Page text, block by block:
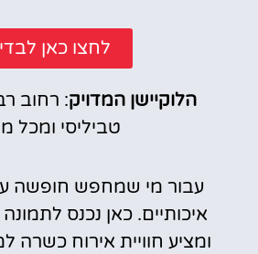
לחצו כאן
הלוקיישן המדויק
טביליסי ומכל מה
עבור מי שמחפש חופשה
איכותיים. כאן נכנס לתמונה
ומציע חוויית אירוח כשרה